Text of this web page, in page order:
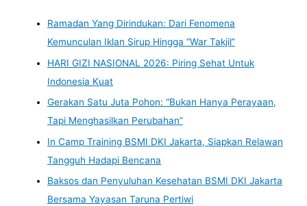
Ramadan Yang Dirindukan: Dari Fenomena
Kemunculan Iklan Sirup Hingga “War Takjil”
HARI GIZI NASIONAL 2026: Piring Sehat Untuk
Indonesia Kuat
Gerakan Satu Juta Pohon: “Bukan Hanya Perayaan,
Tapi Menghasilkan Perubahan”
In Camp Training BSMI DKI Jakarta, Siapkan Relawan
Tangguh Hadapi Bencana
Baksos dan Penyuluhan Kesehatan BSMI DKI Jakarta
Bersama Yayasan Taruna Pertiwi